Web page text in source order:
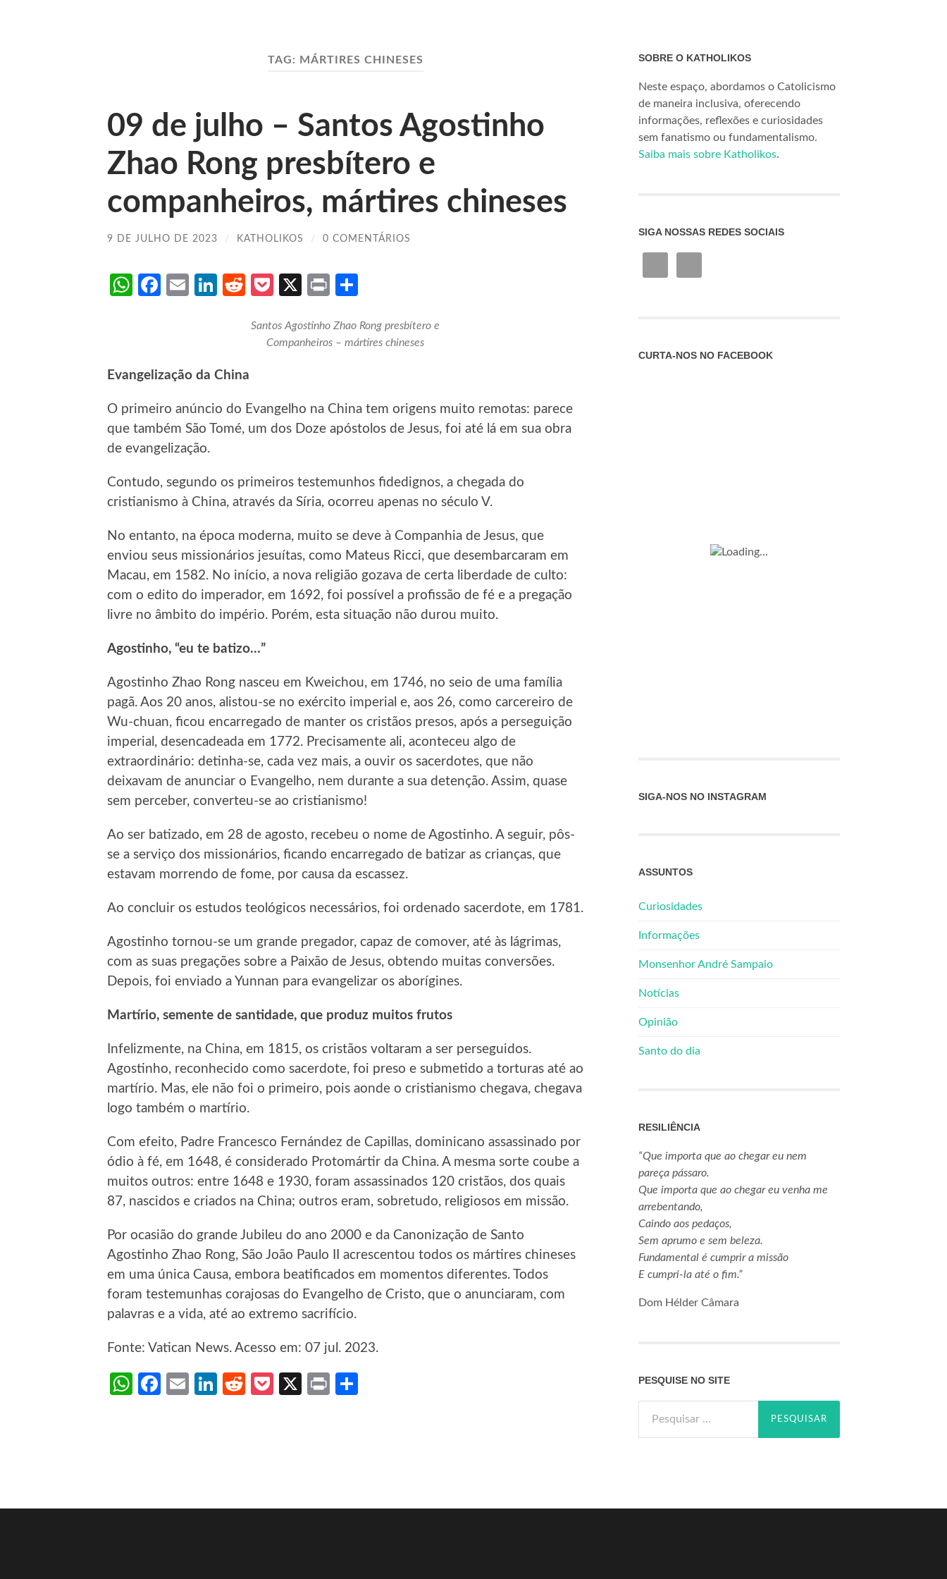
TAG: MÁRTIRES CHINESES
09 de julho – Santos Agostinho
Zhao Rong presbítero e
companheiros, mártires chineses
9 DE JULHO DE 2023 / KATHOLIKOS / 0 COMENTÁRIOS
WhatsApp
Facebook
EmailLinkedIn
RedditPocket
X Print
Santos Agostinho Zhao Rong presbítero e
Companheiros – mártires chineses
Evangelização da China
O primeiro anúncio do Evangelho na China tem origens muito remotas: parece
que também São Tomé, um dos Doze apóstolos de Jesus, foi até lá em sua obra
de evangelização.
Contudo, segundo os primeiros testemunhos fidedignos, a chegada do
cristianismo à China, através da Síria, ocorreu apenas no século V.
No entanto, na época moderna, muito se deve à Companhia de Jesus, que
enviou seus missionários jesuítas, como Mateus Ricci, que desembarcaram em
Macau, em 1582. No início, a nova religião gozava de certa liberdade de culto:
com o edito do imperador, em 1692, foi possível a profissão de fé e a pregação
livre no âmbito do império. Porém, esta situação não durou muito.
Agostinho, “eu te batizo…”
Agostinho Zhao Rong nasceu em Kweichou, em 1746, no seio de uma família
pagã. Aos 20 anos, alistou-se no exército imperial e, aos 26, como carcereiro de
Wu-chuan, ficou encarregado de manter os cristãos presos, após a perseguição
imperial, desencadeada em 1772. Precisamente ali, aconteceu algo de
extraordinário: detinha-se, cada vez mais, a ouvir os sacerdotes, que não
deixavam de anunciar o Evangelho, nem durante a sua detenção. Assim, quase
sem perceber, converteu-se ao cristianismo!
Ao ser batizado, em 28 de agosto, recebeu o nome de Agostinho. A seguir, pôs-
se a serviço dos missionários, ficando encarregado de batizar as crianças, que
estavam morrendo de fome, por causa da escassez.
Ao concluir os estudos teológicos necessários, foi ordenado sacerdote, em 1781.
Agostinho tornou-se um grande pregador, capaz de comover, até às lágrimas,
com as suas pregações sobre a Paixão de Jesus, obtendo muitas conversões.
Depois, foi enviado a Yunnan para evangelizar os aborígines.
Martírio, semente de santidade, que produz muitos frutos
Infelizmente, na China, em 1815, os cristãos voltaram a ser perseguidos.
Agostinho, reconhecido como sacerdote, foi preso e submetido a torturas até ao
martírio. Mas, ele não foi o primeiro, pois aonde o cristianismo chegava, chegava
logo também o martírio.
Com efeito, Padre Francesco Fernández de Capillas, dominicano assassinado por
ódio à fé, em 1648, é considerado Protomártir da China. A mesma sorte coube a
muitos outros: entre 1648 e 1930, foram assassinados 120 cristãos, dos quais
87, nascidos e criados na China; outros eram, sobretudo, religiosos em missão.
Por ocasião do grande Jubileu do ano 2000 e da Canonização de Santo
Agostinho Zhao Rong, São João Paulo II acrescentou todos os mártires chineses
em uma única Causa, embora beatificados em momentos diferentes. Todos
foram testemunhas corajosas do Evangelho de Cristo, que o anunciaram, com
palavras e a vida, até ao extremo sacrifício.
Fonte: Vatican News. Acesso em: 07 jul. 2023.
WhatsApp
Facebook
EmailLinkedIn
RedditPocket
X Print
SOBRE O KATHOLIKOS
Neste espaço, abordamos o Catolicismo
de maneira inclusiva, oferecendo
informações, reflexões e curiosidades
sem fanatismo ou fundamentalismo.
Saiba mais sobre Katholikos.
SIGA NOSSAS REDES SOCIAIS
CURTA-NOS NO FACEBOOK
SIGA-NOS NO INSTAGRAM
ASSUNTOS
Curiosidades
Informações
Monsenhor André Sampaio
Notícias
Opinião
Santo do dia
RESILIÊNCIA
“Que importa que ao chegar eu nem
pareça pássaro.
Que importa que ao chegar eu venha me
arrebentando,
Caindo aos pedaços,
Sem aprumo e sem beleza.
Fundamental é cumprir a missão
E cumpri-la até o fim.”
Dom Hélder Câmara
PESQUISE NO SITE
por: